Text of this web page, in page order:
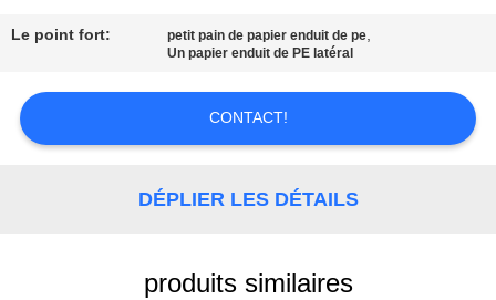
NOUS
CAS
Le point fort: petit pain de papier enduit de pe,
Un papier enduit de PE latéral
CONTACT!
DÉPLIER LES DÉTAILS
produits similaires